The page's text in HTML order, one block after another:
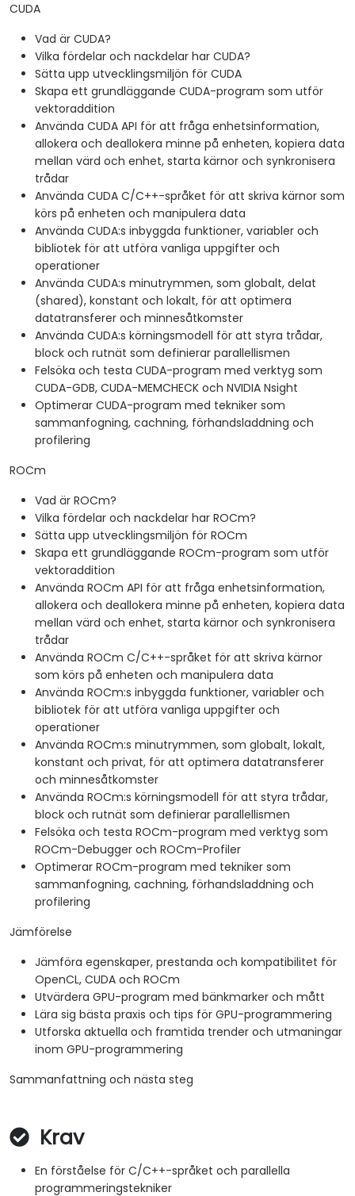
CUDA
Vad är CUDA?
Vilka fördelar och nackdelar har CUDA?
Sätta upp utvecklingsmiljön för CUDA
Skapa ett grundläggande CUDA-program som utför
vektoraddition
Använda CUDA API för att fråga enhetsinformation,
allokera och deallokera minne på enheten, kopiera data
mellan värd och enhet, starta kärnor och synkronisera
trådar
Använda CUDA C/C++-språket för att skriva kärnor som
körs på enheten och manipulera data
Använda CUDA:s inbyggda funktioner, variabler och
bibliotek för att utföra vanliga uppgifter och
operationer
Använda CUDA:s minutrymmen, som globalt, delat
(shared), konstant och lokalt, för att optimera
datatransferer och minnesåtkomster
Använda CUDA:s körningsmodell för att styra trådar,
block och rutnät som definierar parallellismen
Felsöka och testa CUDA-program med verktyg som
CUDA-GDB, CUDA-MEMCHECK och NVIDIA Nsight
Optimerar CUDA-program med tekniker som
sammanfogning, cachning, förhandsladdning och
profilering
ROCm
Vad är ROCm?
Vilka fördelar och nackdelar har ROCm?
Sätta upp utvecklingsmiljön för ROCm
Skapa ett grundläggande ROCm-program som utför
vektoraddition
Använda ROCm API för att fråga enhetsinformation,
allokera och deallokera minne på enheten, kopiera data
mellan värd och enhet, starta kärnor och synkronisera
trådar
Använda ROCm C/C++-språket för att skriva kärnor
som körs på enheten och manipulera data
Använda ROCm:s inbyggda funktioner, variabler och
bibliotek för att utföra vanliga uppgifter och
operationer
Använda ROCm:s minutrymmen, som globalt, lokalt,
konstant och privat, för att optimera datatransferer
och minnesåtkomster
Använda ROCm:s körningsmodell för att styra trådar,
block och rutnät som definierar parallellismen
Felsöka och testa ROCm-program med verktyg som
ROCm-Debugger och ROCm-Profiler
Optimerar ROCm-program med tekniker som
sammanfogning, cachning, förhandsladdning och
profilering
Jämförelse
Jämföra egenskaper, prestanda och kompatibilitet för
OpenCL, CUDA och ROCm
Utvärdera GPU-program med bänkmarker och mått
Lära sig bästa praxis och tips för GPU-programmering
Utforska aktuella och framtida trender och utmaningar
inom GPU-programmering
Sammanfattning och nästa steg
Krav
En förståelse för C/C++-språket och parallella
programmeringstekniker